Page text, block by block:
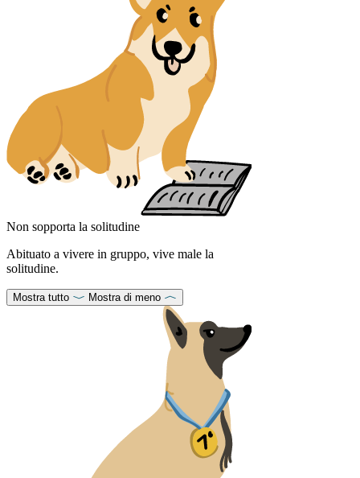
Non sopporta la solitudine
Abituato a vivere in gruppo, vive male la
solitudine.
Mostra tutto Mostra di meno